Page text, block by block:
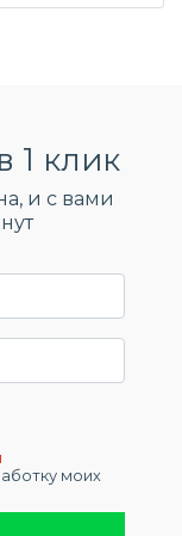
1 клик
и c вами
моих